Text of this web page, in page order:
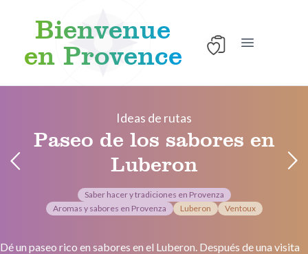
Bienvenue
en Provence
Abrir el
Ideas de rutas
Paseo de los sabores en
Luberon
Saber hacer y tradiciones en Provenza
Aromas y sabores en Provenza
Luberon Ventoux
Dé un paseo rico en sabores en el Luberon. Después de una visita